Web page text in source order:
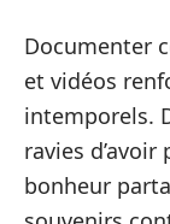
Documenter
et vidéos
intemporels.
ravies
bonheur